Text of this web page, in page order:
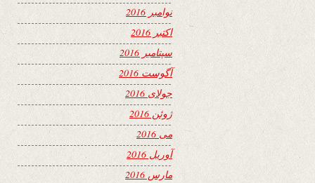
نوامبر 2016
اکتبر 2016
سپتامبر 2016
آگوست 2016
جولای 2016
ژوئن 2016
می 2016
آوریل 2016
مارس 2016